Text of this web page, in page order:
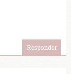
Responder